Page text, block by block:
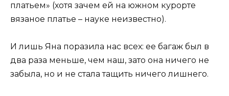
платьем» (хотя зачем ей на южном курорте
вязаное платье – науке неизвестно).
И лишь Яна поразила нас всех: ее багаж был в
два раза меньше, чем наш, зато она ничего не
забыла, но и не стала тащить ничего лишнего.